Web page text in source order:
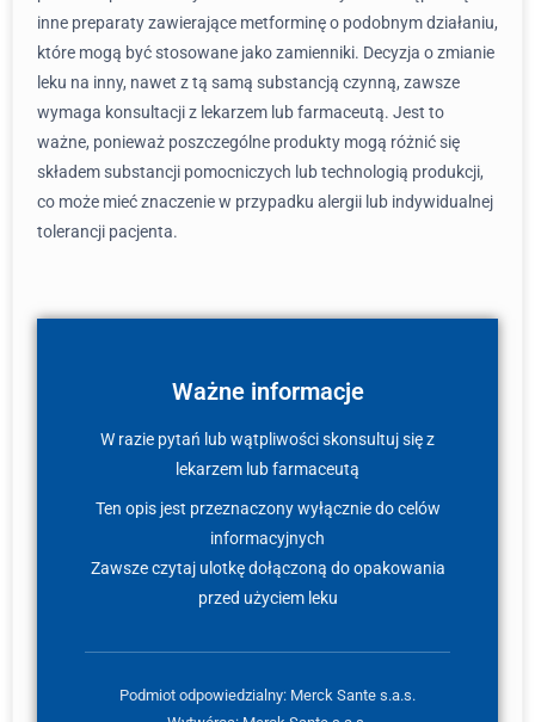
inne preparaty zawierające metforminę o podobnym działaniu,
które mogą być stosowane jako zamienniki. Decyzja o zmianie
leku na inny, nawet z tą samą substancją czynną, zawsze
wymaga konsultacji z lekarzem lub farmaceutą. Jest to
ważne, ponieważ poszczególne produkty mogą różnić się
składem substancji pomocniczych lub technologią produkcji,
co może mieć znaczenie w przypadku alergii lub indywidualnej
tolerancji pacjenta.
Ważne informacje
W razie pytań lub wątpliwości skonsultuj się z
lekarzem lub farmaceutą
Ten opis jest przeznaczony wyłącznie do celów
informacyjnych
Zawsze czytaj ulotkę dołączoną do opakowania
przed użyciem leku
Podmiot odpowiedzialny: Merck Sante s.a.s.